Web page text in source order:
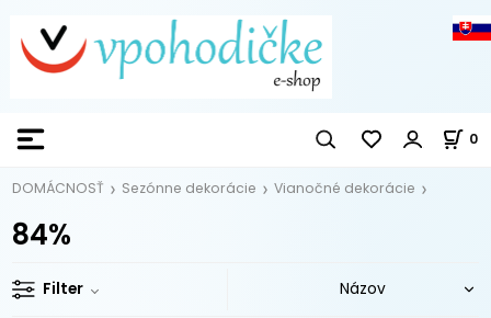
0
DOMÁCNOSŤ Sezónne dekorácie Vianočné dekorácie
84%
Filter